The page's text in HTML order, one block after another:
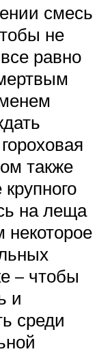
смесь
не
равно
также
на леща
некоторое
– чтобы
и
среди